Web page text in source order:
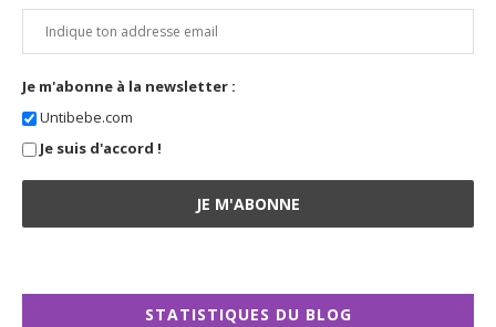
Je m'abonne à la newsletter :
Untibebe.com
Je suis d'accord !
STATISTIQUES DU BLOG